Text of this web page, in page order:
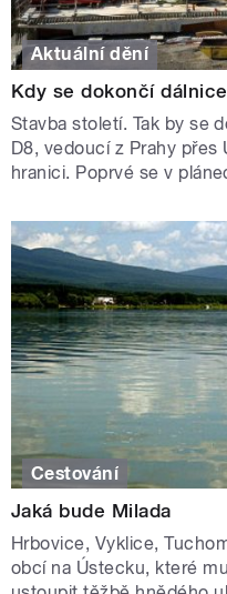
Aktuální dění
Kdy se dokončí
Stavba století. Tak by se
D8, vedoucí z Prahy
hranici. Poprvé se v
Cestování
Jaká bude Milada
Hrbovice, Vyklice,
obcí na Ústecku, které